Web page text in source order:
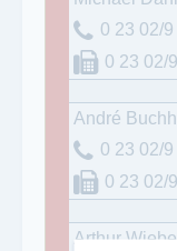
0 23 02/
0 23 02/
André
0 23 02/
0 23 02/
Arthur Wiebe